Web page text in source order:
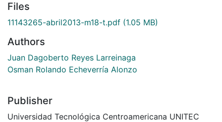
Files
11143265-abril2013-m18-t.pdf (1.05 MB)
Authors
Juan Dagoberto Reyes Larreinaga
Osman Rolando Echeverría Alonzo
Publisher
Universidad Tecnológica Centroamericana UNITEC